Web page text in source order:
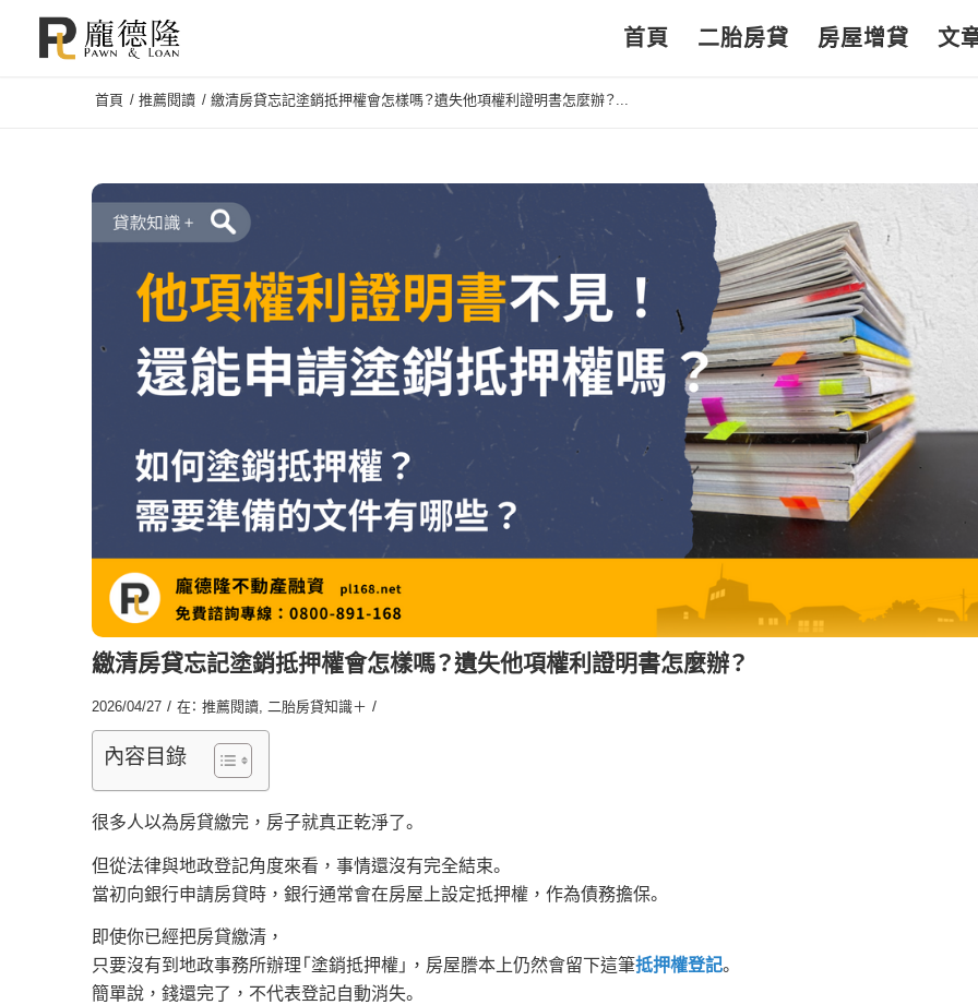
首頁 二胎房貸 房屋增貸 文
首頁 / 推薦閱讀 / 繳清房貸忘記塗銷抵押權會怎樣嗎？遺失他項權利證明書怎麼辦？...
繳清房貸忘記塗銷抵押權會怎樣嗎？遺失他項權利證明書怎麼辦？
2026/04/27 / 在： 推薦閱讀, 二胎房貸知識＋ /
內容目錄
很多人以為房貸繳完，房子就真正乾淨了。
但從法律與地政登記角度來看，事情還沒有完全結束。
當初向銀行申請房貸時，銀行通常會在房屋上設定抵押權，作為債務擔保。
即使你已經把房貸繳清，
只要沒有到地政事務所辦理「塗銷抵押權」，房屋謄本上仍然會留下這筆抵押權登記。
簡單說，錢還完了，不代表登記自動消失。